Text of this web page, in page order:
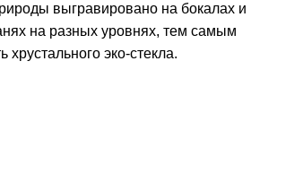
выгравировано на бокалах и
на разных уровнях, тем самым
эко-стекла.